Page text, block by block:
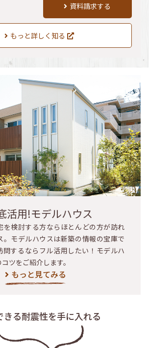
資料請求する
もっと詳しく知る
活用!モデルハウス
を検討する方ならほとんどの方が訪れ
。モデルハウスは新築の情報の宝庫で
問するならフル活用したい！モデルハ
ツをご紹介します。
もっと見てみる
きる耐震性を手に入れる